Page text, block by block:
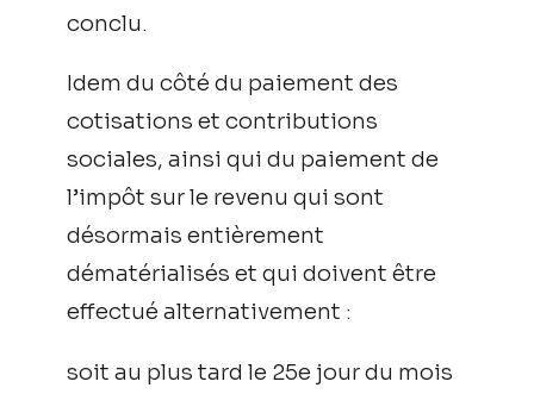
conclu.
Idem du côté du paiement des
cotisations et contributions
sociales, ainsi qui du paiement de
l’impôt sur le revenu qui sont
désormais entièrement
dématérialisés et qui doivent être
effectué alternativement :
soit au plus tard le 25e jour du mois